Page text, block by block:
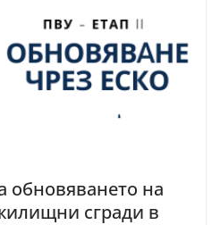
на
сгради в